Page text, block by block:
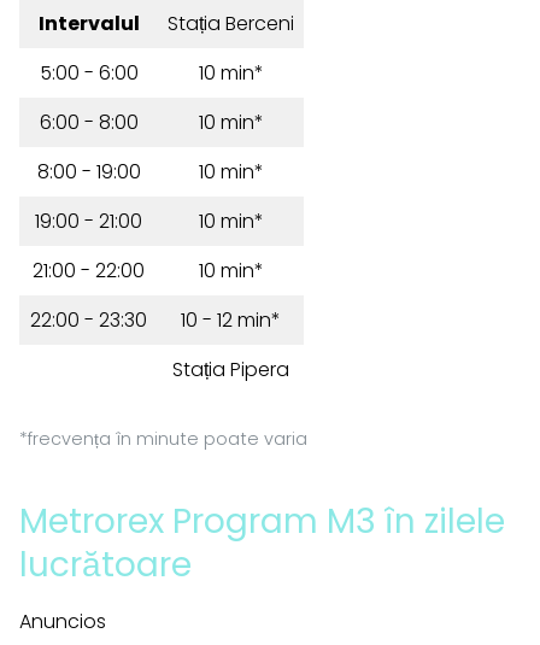
Intervalul
Stația Berceni
5:00 - 6:00
10 min*
6:00 - 8:00
10 min*
8:00 - 19:00
10 min*
19:00 - 21:00
10 min*
21:00 - 22:00
10 min*
22:00 - 23:30
10 - 12 min*
Stația Pipera
*frecvența în minute poate varia
Metrorex Program M3 în zilele
lucrătoare
Anuncios